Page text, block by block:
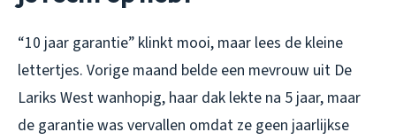
“10 jaar garantie” klinkt mooi, maar lees de kleine
lettertjes. Vorige maand belde een mevrouw uit De
Lariks West wanhopig, haar dak lekte na 5 jaar, maar
de garantie was vervallen omdat ze geen jaarlijkse